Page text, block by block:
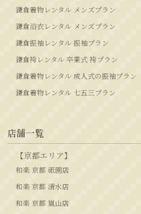
鎌倉着物レンタル メンズプラン
鎌倉浴衣レンタル メンズプラン
鎌倉振袖レンタル 振袖プラン
鎌倉袴レンタル 卒業式 袴プラン
鎌倉着物レンタル 成人式の振袖プラン
鎌倉着物レンタル 七五三プラン
店舗一覧
【京都エリア】
和楽 京都 祇園店
和楽 京都 清水店
和楽 京都 嵐山店